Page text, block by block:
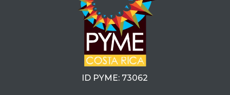
ID PYME: 73062